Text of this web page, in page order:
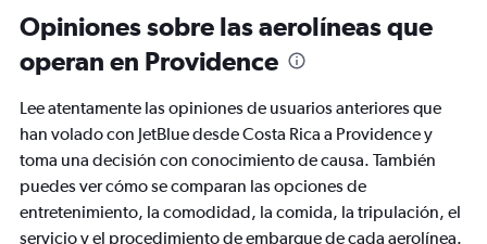
Opiniones sobre las aerolíneas que
operan en Providence
Lee atentamente las opiniones de usuarios anteriores que
han volado con JetBlue desde Costa Rica a Providence y
toma una decisión con conocimiento de causa. También
puedes ver cómo se comparan las opciones de
entretenimiento, la comodidad, la comida, la tripulación, el
servicio y el procedimiento de embarque de cada aerolínea.